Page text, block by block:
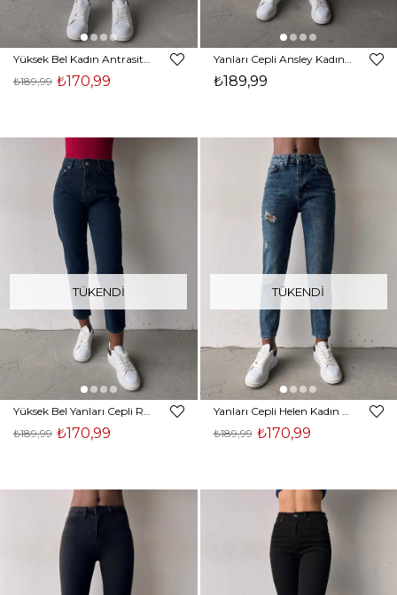
Yüksek Bel Kadın Antrasit Skinny Jean 22K000558
₺170,99
₺189,99
Yanları Cepli Ansley Kadın Beyaz Jean 22K000560
₺189,99
TÜKENDI
Yüksek Bel Yanları Cepli Rita Kadın Lacivert Jean 22K000559
₺170,99
₺189,99
TÜKENDI
Yanları Cepli Helen Kadın Mavi Jean 22K000551
₺170,99
₺189,99